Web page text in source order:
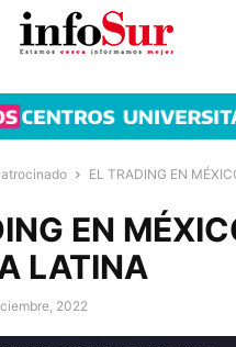
EL TRADING EN
EN
LATINA
2022